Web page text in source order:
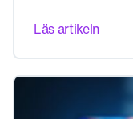
Läs artikeln